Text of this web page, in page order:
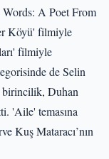
A Poet From
Köyü' filmiyle
filmiyle
de Selin
birincilik, Duhan
'Aile' temasına
Kuş Mataracı’nın